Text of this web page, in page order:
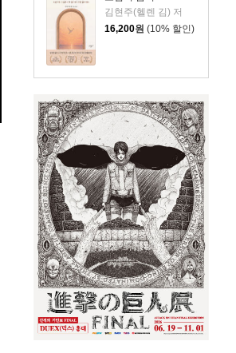
김현주(헬렌 김) 저
16,200원 (10% 할인)